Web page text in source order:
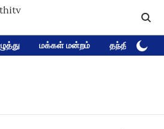
மக்கள் மன்றம் தந்தி டிவி